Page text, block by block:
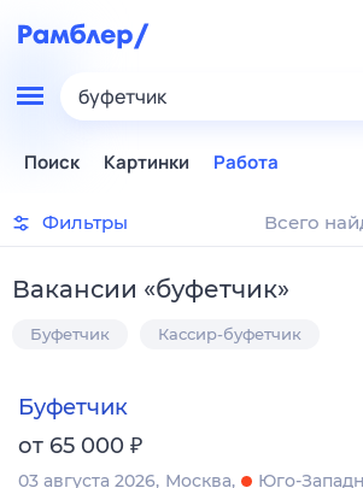
буфетчик
Поиск Картинки Работа
Фильтры Всего
Вакансии «буфетчик»
Буфетчик Кассир-буфетчик
Буфетчик
от 65 000 ₽
03 августа 2026 Москва
Юго-